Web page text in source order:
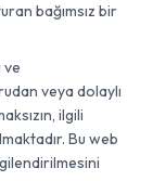
bağımsız bir
ve
veya dolaylı
ilgili
Bu web